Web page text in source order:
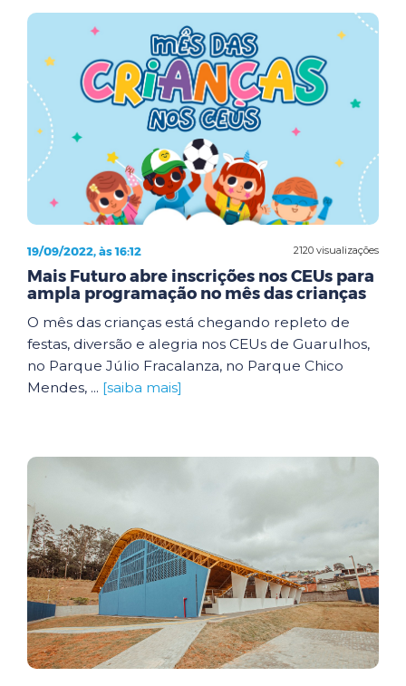
2120 visualizações
19/09/2022, às 16:12
Mais Futuro abre inscrições nos CEUs para
ampla programação no mês das crianças
O mês das crianças está chegando repleto de
festas, diversão e alegria nos CEUs de Guarulhos,
no Parque Júlio Fracalanza, no Parque Chico
Mendes, ... [saiba mais]